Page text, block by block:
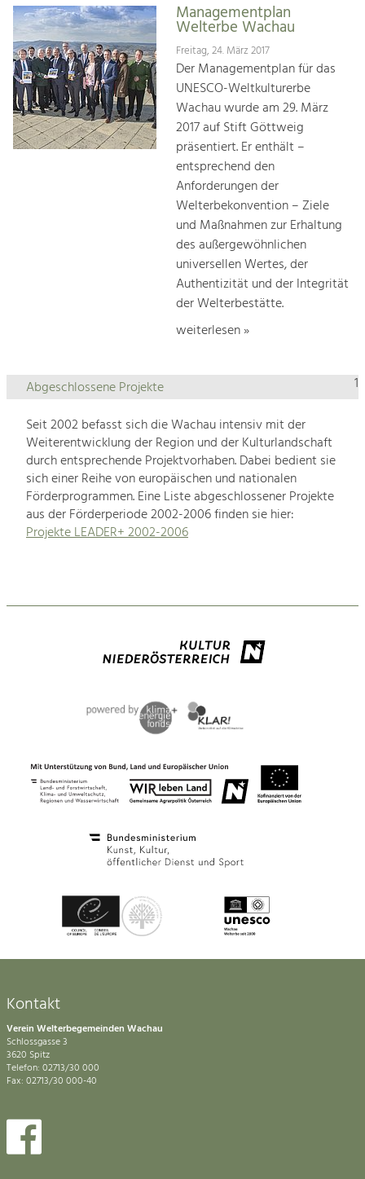
Managementplan
Welterbe Wachau
Freitag, 24. März 2017
Der Managementplan für das
UNESCO-Weltkulturerbe
Wachau wurde am 29. März
2017 auf Stift Göttweig
präsentiert. Er enthält –
entsprechend den
Anforderungen der
Welterbekonvention – Ziele
und Maßnahmen zur Erhaltung
des außergewöhnlichen
universellen Wertes, der
Authentizität und der Integrität
der Welterbestätte.
weiterlesen »
1
Abgeschlossene Projekte
Seit 2002 befasst sich die Wachau intensiv mit der
Weiterentwicklung der Region und der Kulturlandschaft
durch entsprechende Projektvorhaben. Dabei bedient sie
sich einer Reihe von europäischen und nationalen
Förderprogrammen. Eine Liste abgeschlossener Projekte
aus der Förderperiode 2002-2006 finden sie hier:
Projekte LEADER+ 2002-2006
Kontakt
Verein Welterbegemeinden Wachau
Schlossgasse 3
3620 Spitz
Telefon: 02713/30 000
Fax: 02713/30 000-40